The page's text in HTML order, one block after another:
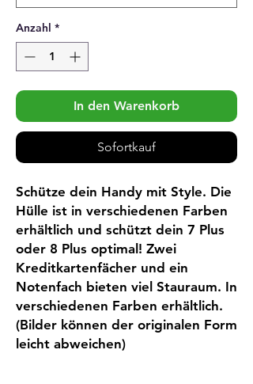
Anzahl *
In den Warenkorb
Sofortkauf
Schütze dein Handy mit Style. Die
Hülle ist in verschiedenen Farben
erhältlich und schützt dein 7 Plus
oder 8 Plus optimal! Zwei
Kreditkartenfächer und ein
Notenfach bieten viel Stauraum. In
verschiedenen Farben erhältlich.
(Bilder können der originalen Form
leicht abweichen)